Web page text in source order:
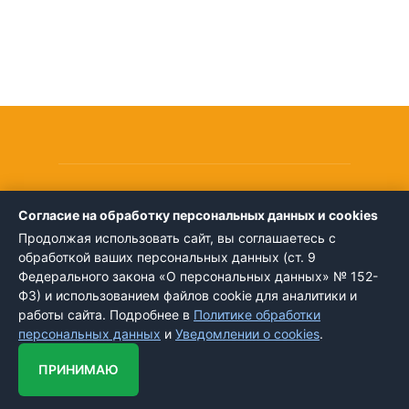
© 2016 - 2026
Все права защищены. Любое копирование информации
незаконно.
Информация и цены на сайте носят справочный характер и
не являются публичной офертой определяемой Статьями 437
ГК РФ.
© 2009
Этот сайт использует cookie-файлы и
другие технологии для улучшения его
работы. Продолжая работу с сайтом, Вы
разрешаете использование cookie-
файлов. Вы всегда можете отключить
файлы cookie в настройках Вашего
браузера.
Хорошо
Согласие на обработку персональных данных и cookies
Продолжая использовать сайт, вы соглашаетесь с
обработкой ваших персональных данных (ст. 9
Федерального закона «О персональных данных» № 152-
ФЗ) и использованием файлов cookie для аналитики и
работы сайта. Подробнее в Политике обработки
персональных данных и Уведомлении о cookies.
ПРИНИМАЮ